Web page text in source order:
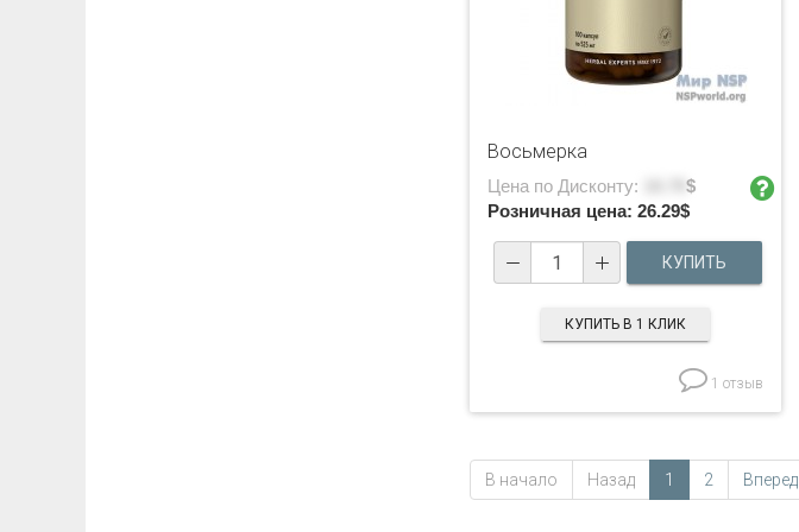
Восьмерка
Цена по Дисконту:
$
Розничная цена: 26.29$
КУПИТЬ В 1 КЛИК
1 отзыв
В начало Назад 1 2 Вперед